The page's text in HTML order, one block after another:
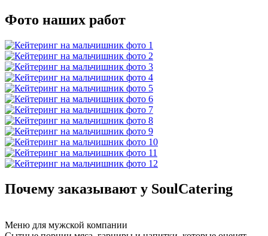
Фото наших работ
Почему заказывают у SoulCatering
Меню для мужской компании